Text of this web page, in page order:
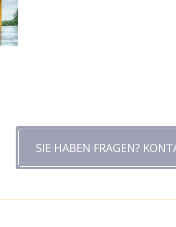
SIE HABEN FRAGEN?